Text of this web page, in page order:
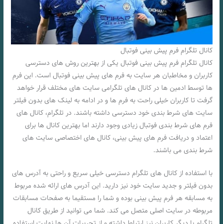
کانال تلگرام فرم پیش بینی فوتبال
کانال تلگرام فرم پیش بینی فوتبال یکی از بهترین روش های دسترسی
کاربران و مخاطبان هر سایت به فرم های پیش بینی فوتبال است. این فرم
ها توسط ادمین ها در کانال های تلگرامی سایت های مختلف قرار خواهد
گرفت تا کاربران خیلی راحت به فرم ها و در ادامه به لینک های بدون فیلتر
سایت های شرط بندی خود دسترسی داشته باشند. در تلگرام، کانال های
فرم های شرط بندی فوتبال زیادی وجود دارند اما بهترین کانال ها برای
اعتماد و دریافت فرم های پیش بینی، کانال های اختصاصی سایت های
شرط بندی می باشند.
با استفاده از کانال های تلگرام دسترسی خیلی سریع و راحتی به آدرس های
بدون فیلتر و جدید سایت خود نیز دارید. این آدرس های ارائه شده مربوط
به مسابقه هر فرم پیش بینی بوده و شما را مستقیما به صفحات مسابقات
مربوطه در سایت اصلی متصل می کند. شما می توانید از طریق کانال